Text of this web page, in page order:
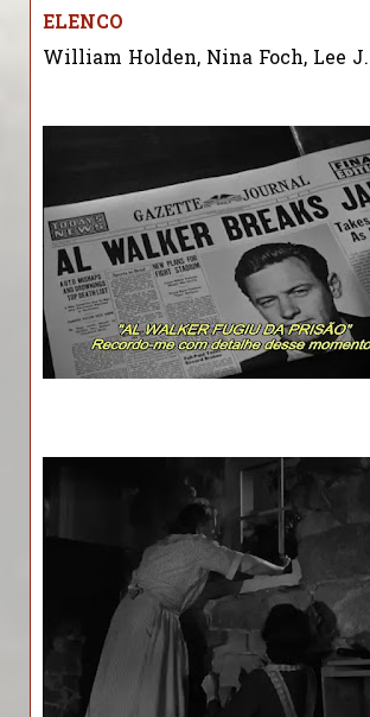
ELENCO
William Holden, Nina Foch, Lee J.